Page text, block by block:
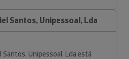
Santos, Unipessoal, Lda
Santos, Unipessoal, Lda está